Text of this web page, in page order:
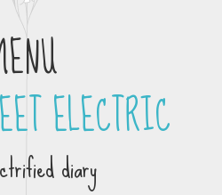
ELECTRIC
diary